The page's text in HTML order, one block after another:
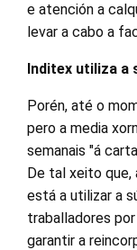
e atención a
levar a cabo a
Inditex utiliza a
Porén, até o
pero a media
semanais "á
De tal xeito que,
está a utilizar a
traballadores
garantir a